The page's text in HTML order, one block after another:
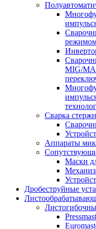
MIG/
Сварка
Аппараты
Маски
Дробеструйные